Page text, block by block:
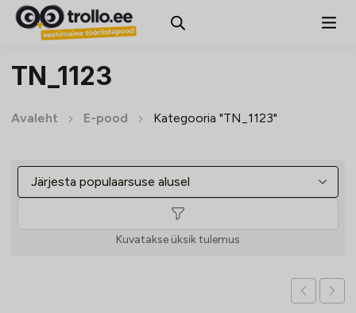
TN_1123
Avaleht E-pood Kategooria "TN_1123"
Kuvatakse üksik tulemus